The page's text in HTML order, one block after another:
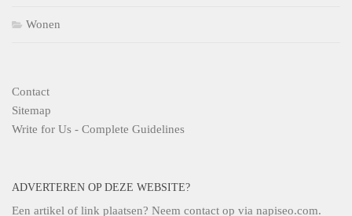
Wonen
Contact
Sitemap
Write for Us - Complete Guidelines
ADVERTEREN OP DEZE WEBSITE?
Een artikel of link plaatsen? Neem contact op via napiseo.com.